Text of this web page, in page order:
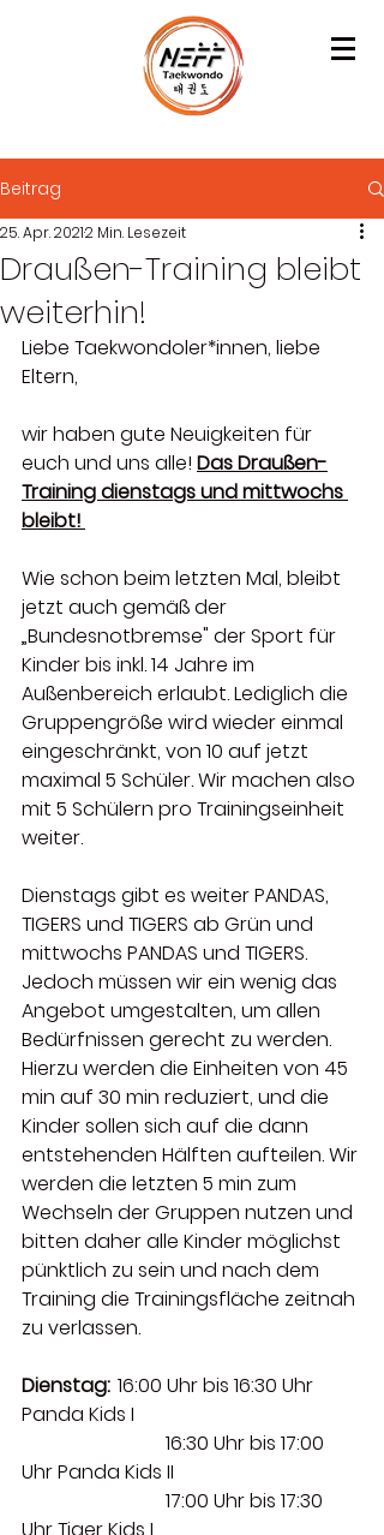
Beitrag
Draußen-Training bleibt
weiterhin!
25. Apr. 20212 Min. Lesezeit
Liebe Taekwondoler*innen, liebe
Eltern,
wir haben gute Neuigkeiten für
euch und uns alle! Das Draußen-
Training dienstags und mittwochs
bleibt!
Wie schon beim letzten Mal, bleibt
jetzt auch gemäß der
„Bundesnotbremse" der Sport für
Kinder bis inkl. 14 Jahre im
Außenbereich erlaubt. Lediglich die
Gruppengröße wird wieder einmal
eingeschränkt, von 10 auf jetzt
maximal 5 Schüler. Wir machen also
mit 5 Schülern pro Trainingseinheit
weiter.
Dienstags gibt es weiter PANDAS,
TIGERS und TIGERS ab Grün und
mittwochs PANDAS und TIGERS.
Jedoch müssen wir ein wenig das
Angebot umgestalten, um allen
Bedürfnissen gerecht zu werden.
Hierzu werden die Einheiten von 45
min auf 30 min reduziert, und die
Kinder sollen sich auf die dann
entstehenden Hälften aufteilen. Wir
werden die letzten 5 min zum
Wechseln der Gruppen nutzen und
bitten daher alle Kinder möglichst
pünktlich zu sein und nach dem
Training die Trainingsfläche zeitnah
zu verlassen.
Dienstag:
Panda Kids I
Uhr Panda Kids II